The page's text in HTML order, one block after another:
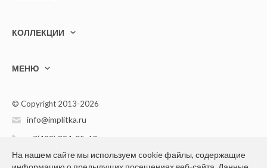
КОЛЛЕКЦИИ
МЕНЮ
© Copyright 2013-2026
info@implitka.ru
+7(499) 394-05-40
На нашем сайте мы используем cookie файлы, содержащие